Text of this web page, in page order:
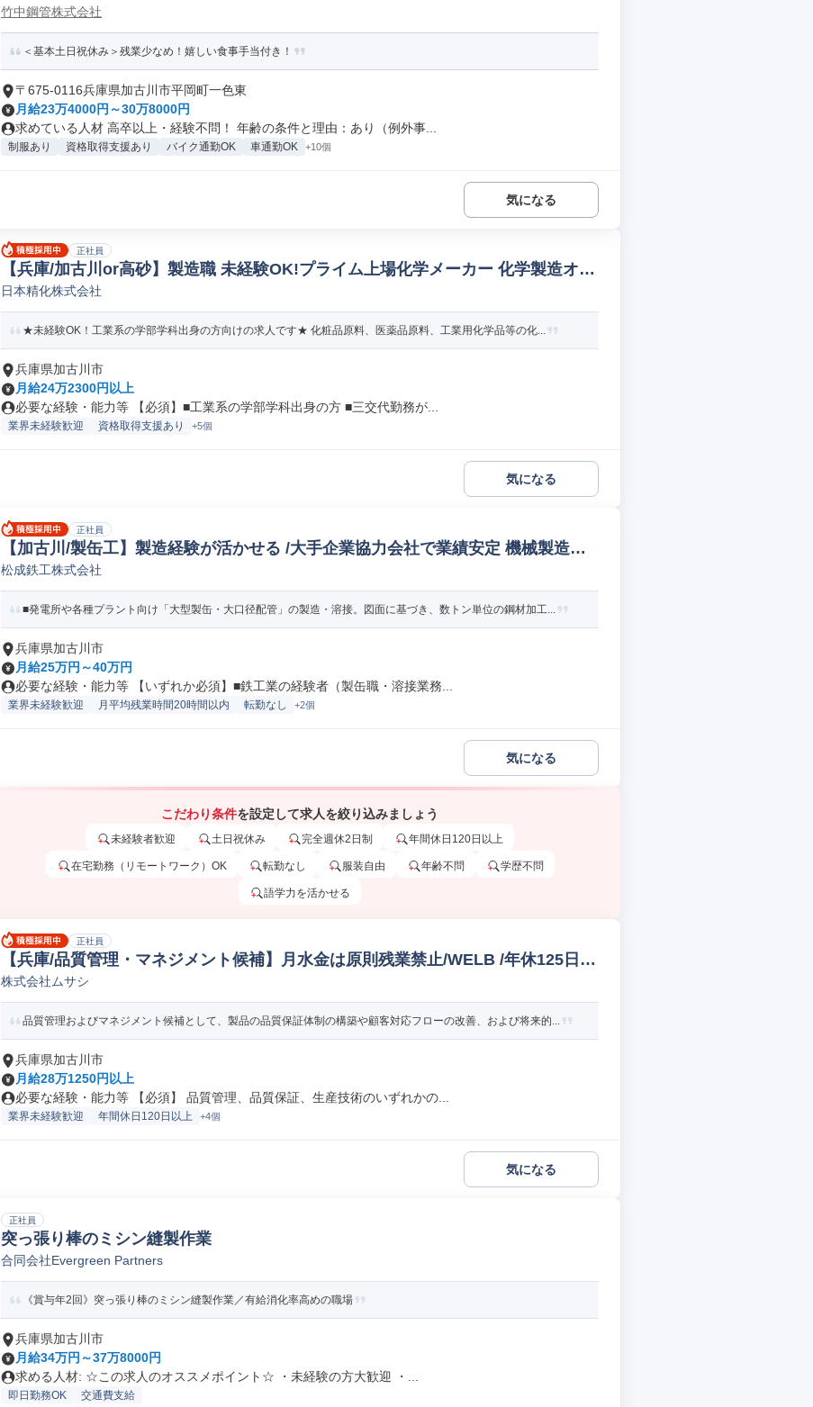
竹中鋼管株式会社
＜基本土日祝休み＞残業少なめ！嬉しい食事手当付き！
〒675-0116兵庫県加古川市平岡町一色東
月給23万4000円～30万8000円
求めている人材 高卒以上・経験不問！ 年齢の条件と理由：あり（例外事...
制服あり 資格取得支援あり バイク通勤OK 車通勤OK +10個
気になる
正社員
【兵庫/加古川or高砂】製造職 未経験OK!プライム上場化学メーカー 化学製造オペ
レーター/ラインマネージャー
日本精化株式会社
★未経験OK！工業系の学部学科出身の方向けの求人です★ 化粧品原料、医薬品原料、工業用化学品等の化...
兵庫県加古川市
月給24万2300円以上
必要な経験・能力等 【必須】■工業系の学部学科出身の方 ■三交代勤務が...
業界未経験歓迎 資格取得支援あり +5個
気になる
正社員
【加古川/製缶工】製造経験が活かせる /大手企業協力会社で業績安定 機械製造オ
ペレーター/ラインマネージャー
松成鉄工株式会社
■発電所や各種プラント向け「大型製缶・大口径配管」の製造・溶接。図面に基づき、数トン単位の鋼材加工...
兵庫県加古川市
月給25万円～40万円
必要な経験・能力等 【いずれか必須】■鉄工業の経験者（製缶職・溶接業務...
業界未経験歓迎 月平均残業時間20時間以内 転勤なし +2個
気になる
こだわり条件を設定して求人を絞り込みましょう
未経験者歓迎 土日祝休み 完全週休2日制 年間休日120日以上
在宅勤務（リモートワーク）OK 転勤なし 服装自由 年齢不問 学歴不問
語学力を活かせる
正社員
【兵庫/品質管理・マネジメント候補】月水金は原則残業禁止/WELB /年休125日
機械品質保証
株式会社ムサシ
品質管理およびマネジメント候補として、製品の品質保証体制の構築や顧客対応フローの改善、および将来的...
兵庫県加古川市
月給28万1250円以上
必要な経験・能力等 【必須】 品質管理、品質保証、生産技術のいずれかの...
業界未経験歓迎 年間休日120日以上 +4個
気になる
正社員
突っ張り棒のミシン縫製作業
合同会社Evergreen Partners
《賞与年2回》突っ張り棒のミシン縫製作業／有給消化率高めの職場
兵庫県加古川市
月給34万円～37万8000円
求める人材: ☆この求人のオススメポイント☆ ・未経験の方大歓迎 ・...
即日勤務OK 交通費支給